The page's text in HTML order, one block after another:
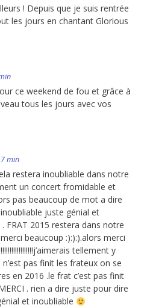
! Depuis que je suis rentrée
les jours en chantant Glorious
ce weekend de fou et grâce à
tous les jours avec vos
min
restera inoubliable dans notre
un concert fromidable et
pas beaucoup de mot a dire
juste génial et
FRAT 2015 restera dans notre
beaucoup :):):).alors merci
tellement y
pas finit les frateux on se
en 2016 .le frat c’est pas finit
. rien a dire juste pour dire
et inoubliable